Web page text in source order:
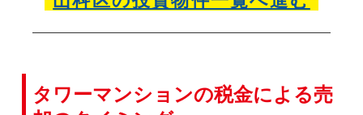
タワーマンションの税金による売